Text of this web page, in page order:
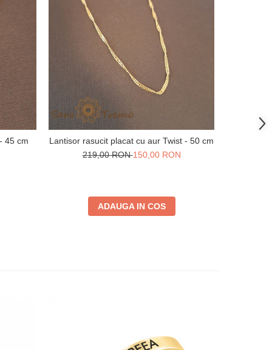
45 cm
Lantisor rasucit placat cu aur Twist - 50 cm
219,00 RON150,00 RON
ADAUGA IN COS